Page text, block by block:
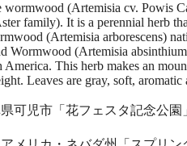
wormwood (Artemisia cv. Powis
family). It is a perennial herb
(Artemisia arborescens)
Wormwood (Artemisia
This herb makes an
Leaves are gray, soft,
可児市「花フェスタ記念公園